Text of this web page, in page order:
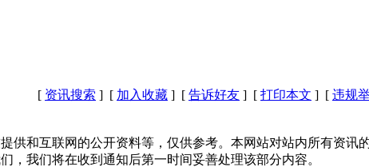
[ 资讯搜索 ] [ 加入收藏 ] [ 告诉好友 ] [ 打印本文 ] [ 违规
供和互联网的公开资料等，仅供参考。本网站对站内所有资
，我们将在收到通知后第一时间妥善处理该部分内容。